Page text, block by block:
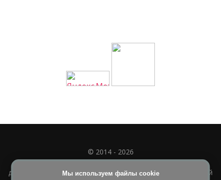
Мы используем файлы cookie
© 2014 - 2026
Полное или частичное использование материала
допускается только при наличии активной и индексируемой